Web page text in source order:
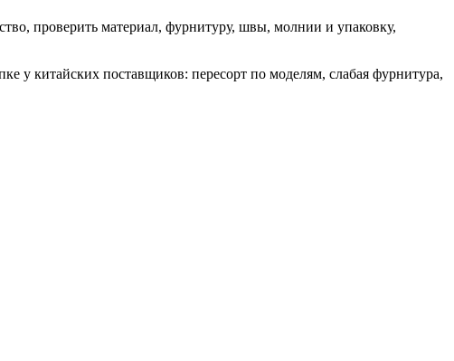
проверить материал, фурнитуру, швы, молнии и упаковку,
у китайских поставщиков: пересорт по моделям, слабая фурнитура,